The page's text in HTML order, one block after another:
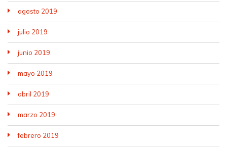
agosto 2019
julio 2019
junio 2019
mayo 2019
abril 2019
marzo 2019
febrero 2019